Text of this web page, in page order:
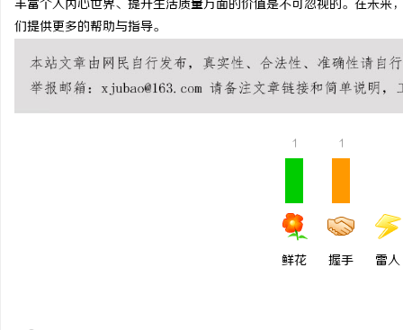
丰富个人内心世界、提升生活质量方面的价值是不可忽视的。在未
们提供更多的帮助与指导。
1
鲜花
1
握手 雷人